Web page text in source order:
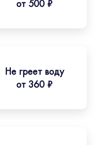
от 500 ₽
Не греет воду
от 360 ₽